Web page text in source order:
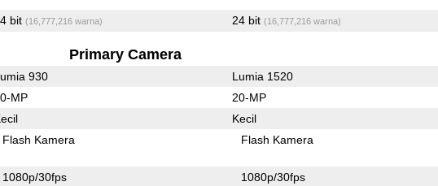
bit (16,777,216 warna) 24 bit (16,777,216 warna)
Primary Camera
930 Lumia 1520
MP 20-MP
Kecil
Flash Kamera Flash Kamera
1080p/30fps 1080p/30fps